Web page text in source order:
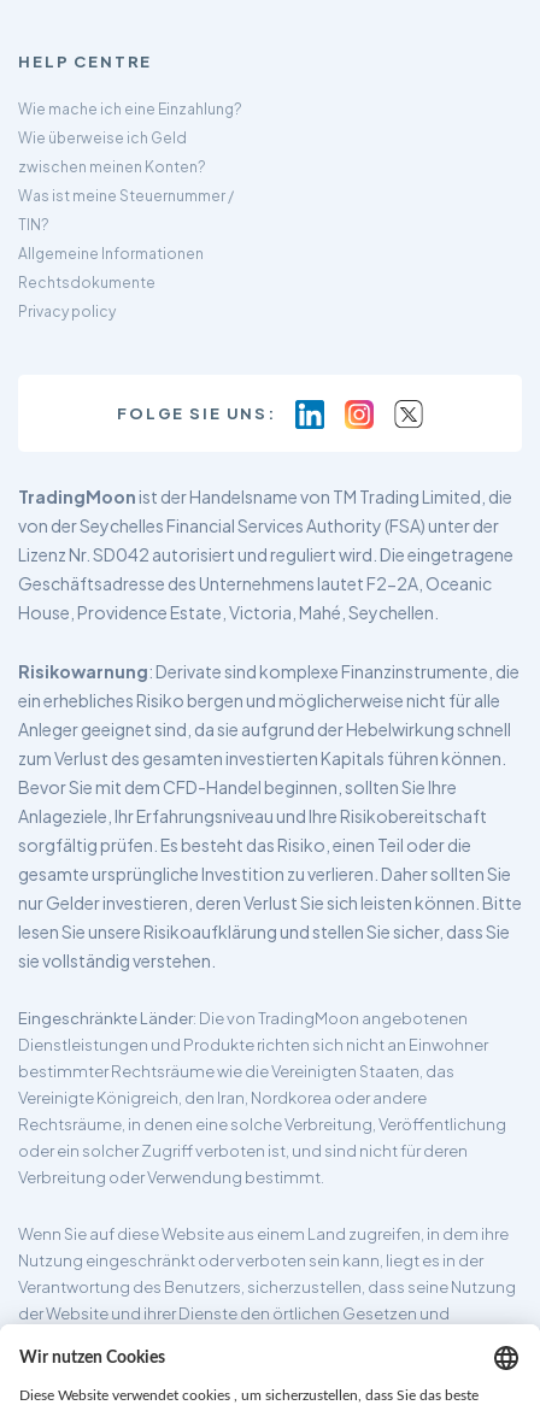
HELP CENTRE
Wie mache ich eine Einzahlung?
Wie überweise ich Geld
zwischen meinen Konten?
Was ist meine Steuernummer /
TIN?
Allgemeine Informationen
Rechtsdokumente
Privacy policy
FOLGE SIE UNS:
TradingMoon ist der Handelsname von TM Trading Limited, die
von der Seychelles Financial Services Authority (FSA) unter der
Lizenz Nr. SD042 autorisiert und reguliert wird. Die eingetragene
Geschäftsadresse des Unternehmens lautet F2-2A, Oceanic
House, Providence Estate, Victoria, Mahé, Seychellen.
Risikowarnung: Derivate sind komplexe Finanzinstrumente, die
ein erhebliches Risiko bergen und möglicherweise nicht für alle
Anleger geeignet sind, da sie aufgrund der Hebelwirkung schnell
zum Verlust des gesamten investierten Kapitals führen können.
Bevor Sie mit dem CFD-Handel beginnen, sollten Sie Ihre
Anlageziele, Ihr Erfahrungsniveau und Ihre Risikobereitschaft
sorgfältig prüfen. Es besteht das Risiko, einen Teil oder die
gesamte ursprüngliche Investition zu verlieren. Daher sollten Sie
nur Gelder investieren, deren Verlust Sie sich leisten können. Bitte
lesen Sie unsere Risikoaufklärung und stellen Sie sicher, dass Sie
sie vollständig verstehen.
Eingeschränkte Länder: Die von TradingMoon angebotenen
Dienstleistungen und Produkte richten sich nicht an Einwohner
bestimmter Rechtsräume wie die Vereinigten Staaten, das
Vereinigte Königreich, den Iran, Nordkorea oder andere
Rechtsräume, in denen eine solche Verbreitung, Veröffentlichung
oder ein solcher Zugriff verboten ist, und sind nicht für deren
Verbreitung oder Verwendung bestimmt.
Wenn Sie auf diese Website aus einem Land zugreifen, in dem ihre
Nutzung eingeschränkt oder verboten sein kann, liegt es in der
Verantwortung des Benutzers, sicherzustellen, dass seine Nutzung
der Website und ihrer Dienste den örtlichen Gesetzen und
seiner Website bereitgestellten Informationen für alle
Rechtsgebiete geeignet sind.